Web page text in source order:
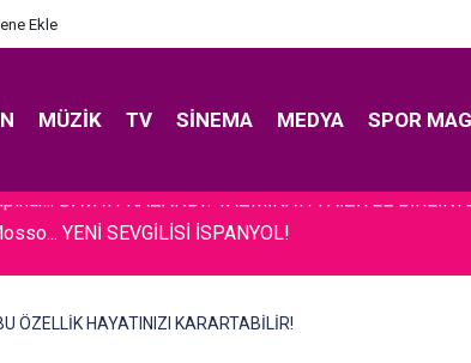
Ekle
MÜZIK TV SINEMA MEDYA SPOR
YENİ SEVGİLİSİ İSPANYOL!
ÖZELLİK HAYATINIZI KARARTABİLİR!